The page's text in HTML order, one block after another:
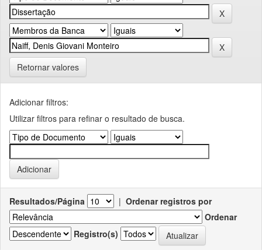
Retornar valores
Adicionar filtros:
Utilizar filtros para refinar o resultado de busca.
Resultados/Página | Ordenar registros por
Ordenar
Registro(s)